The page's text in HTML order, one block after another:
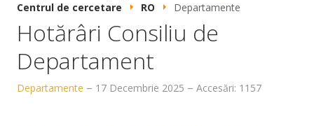
FACULTATE
Despre noi
Centrul de cercetare
RO Departamente
Hotărâri Consiliu de
Departament
Departamente 17 Decembrie 2025 Accesări: 1157